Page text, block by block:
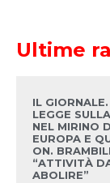
Ultime
IL
LEGGE
NEL MIRINO
EUROPA E
ON.
“ATTIVITÀ
ABOLIRE”